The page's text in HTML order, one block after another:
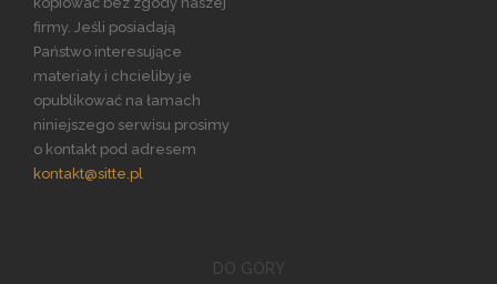
firmy. Jeśli posiadają
Państwo interesujące
materiały i chcieliby je
opublikować na łamach
niniejszego serwisu prosimy
o kontakt pod adresem
kontakt@sitte.pl
DO GÓRY